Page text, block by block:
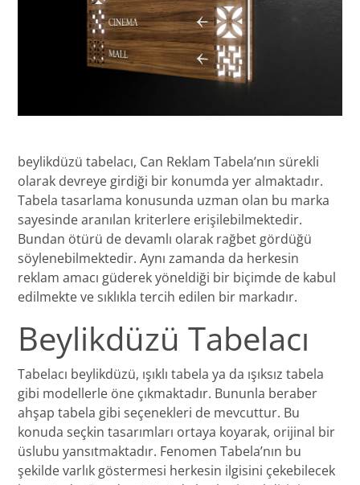
beylikdüzü tabelacı, Can Reklam Tabela’nın sürekli
olarak devreye girdiği bir konumda yer almaktadır.
Tabela tasarlama konusunda uzman olan bu marka
sayesinde aranılan kriterlere erişilebilmektedir.
Bundan ötürü de devamlı olarak rağbet gördüğü
söylenebilmektedir. Aynı zamanda da herkesin
reklam amacı güderek yöneldiği bir biçimde de kabul
edilmekte ve sıklıkla tercih edilen bir markadır.
Beylikdüzü Tabelacı
Tabelacı beylikdüzü, ışıklı tabela ya da ışıksız tabela
gibi modellerle öne çıkmaktadır. Bununla beraber
ahşap tabela gibi seçenekleri de mevcuttur. Bu
konuda seçkin tasarımları ortaya koyarak, orijinal bir
üslubu yansıtmaktadır. Fenomen Tabela’nın bu
şekilde varlık göstermesi herkesin ilgisini çekebilecek